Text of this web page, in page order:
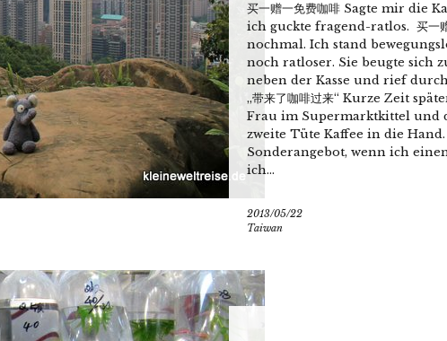
买一赠一免费咖啡 Sagte mir die
ich guckte fragend-ratlos. 买一赠
nochmal. Ich stand
noch ratloser. Sie beugte sich
neben der Kasse und rief
„带来了咖啡过来“ Kurze Zeit
Frau im Supermarktkittel und
zweite Tüte Kaffee in die
Sonderangebot, wenn ich
ich...
2013/05/22
Taiwan